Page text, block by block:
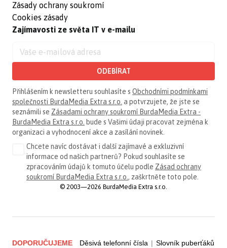
Zásady ochrany soukromí
Cookies zásady
Zajímavosti ze světa IT v e-mailu
ODEBÍRAT
Přihlášením k newsletteru souhlasíte s Obchodními podmínkami
společnosti BurdaMedia Extra s.r.o. a potvrzujete, že jste se
seznámili se Zásadami ochrany soukromí BurdaMedia Extra -
BurdaMedia Extra s.r.o. bude s Vašimi údaji pracovat zejména k
organizaci a vyhodnocení akce a zasílání novinek.
Chcete navíc dostávat i další zajímavé a exkluzivní
informace od našich partnerů? Pokud souhlasíte se
zpracováním údajů k tomuto účelu podle Zásad ochrany
soukromí BurdaMedia Extra s.r.o., zaškrtněte toto pole.
© 2003—2026 BurdaMedia Extra s.r.o.
DOPORUČUJEME Děsivá telefonní čísla | Slovník puberťáků